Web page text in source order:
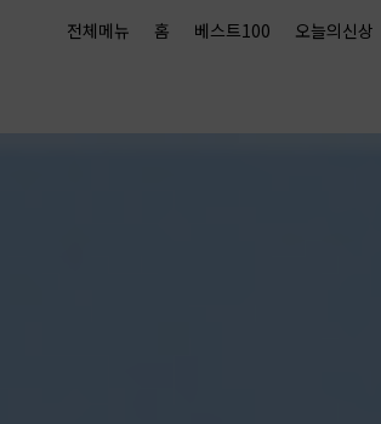
전체메뉴 홈 베스트100 오늘의신상